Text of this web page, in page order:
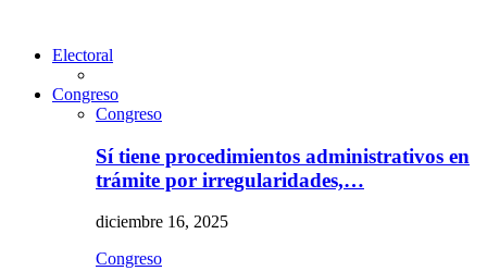
Electoral
Congreso
Congreso
Sí tiene procedimientos administrativos en
trámite por irregularidades,…
diciembre 16, 2025
Congreso